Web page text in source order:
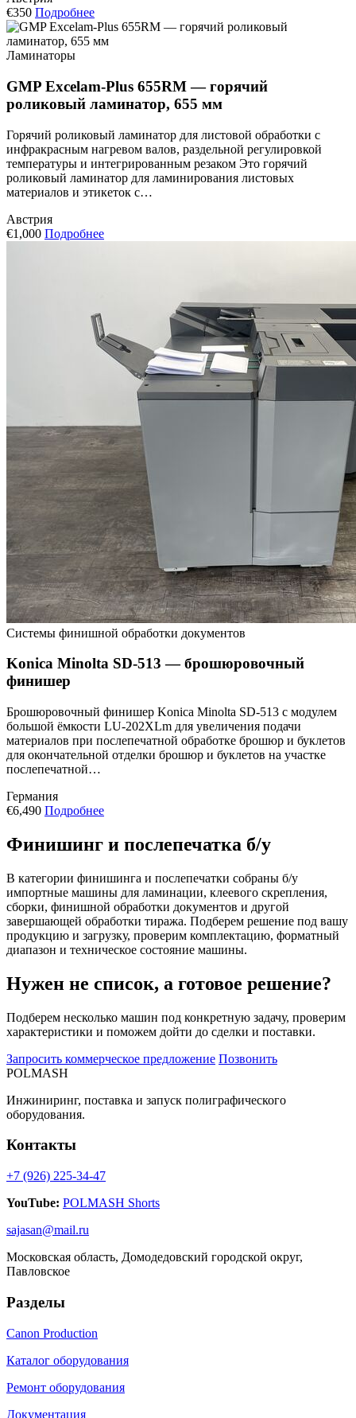
€350 Подробнее
Ламинаторы
GMP Excelam-Plus 655RM — горячий
роликовый ламинатор, 655 мм
Горячий роликовый ламинатор для листовой обработки с
инфракрасным нагревом валов, раздельной регулировкой
температуры и интегрированным резаком Это горячий
роликовый ламинатор для ламинирования листовых
материалов и этикеток с…
Австрия
€1,000 Подробнее
Системы финишной обработки документов
Konica Minolta SD-513 — брошюровочный
финишер
Брошюровочный финишер Konica Minolta SD-513 с модулем
большой ёмкости LU-202XLm для увеличения подачи
материалов при послепечатной обработке брошюр и буклетов
для окончательной отделки брошюр и буклетов на участке
послепечатной…
Германия
€6,490 Подробнее
Финишинг и послепечатка б/у
В категории финишинга и послепечатки собраны б/у
импортные машины для ламинации, клеевого скрепления,
сборки, финишной обработки документов и другой
завершающей обработки тиража. Подберем решение под вашу
продукцию и загрузку, проверим комплектацию, форматный
диапазон и техническое состояние машины.
Нужен не список, а готовое решение?
Подберем несколько машин под конкретную задачу, проверим
характеристики и поможем дойти до сделки и поставки.
Запросить коммерческое предложение Позвонить
POLMASH
Инжиниринг, поставка и запуск полиграфического
оборудования.
Контакты
+7 (926) 225-34-47
YouTube: POLMASH Shorts
sajasan@mail.ru
Московская область, Домодедовский городской округ,
Павловское
Разделы
Canon Production
Каталог оборудования
Ремонт оборудования
Документация